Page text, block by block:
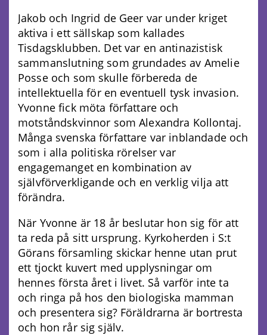
Jakob och Ingrid de Geer var under kriget
aktiva i ett sällskap som kallades
Tisdagsklubben. Det var en antinazistisk
sammanslutning som grundades av Amelie
Posse och som skulle förbereda de
intellektuella för en eventuell tysk invasion.
Yvonne fick möta författare och
motståndskvinnor som Alexandra Kollontaj.
Många svenska författare var inblandade och
som i alla politiska rörelser var
engagemanget en kombination av
självförverkligande och en verklig vilja att
förändra.
När Yvonne är 18 år beslutar hon sig för att
ta reda på sitt ursprung. Kyrkoherden i S:t
Görans församling skickar henne utan prut
ett tjockt kuvert med upplysningar om
hennes första året i livet. Så varför inte ta
och ringa på hos den biologiska mamman
och presentera sig? Föräldrarna är bortresta
och hon rår sig själv.